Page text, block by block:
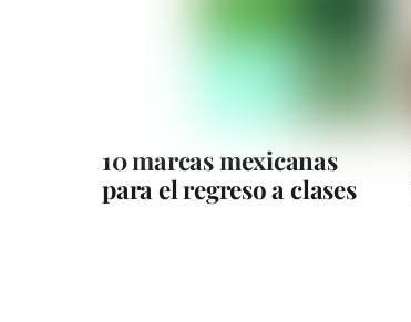
10 marcas mexicanas
para el regreso a clases